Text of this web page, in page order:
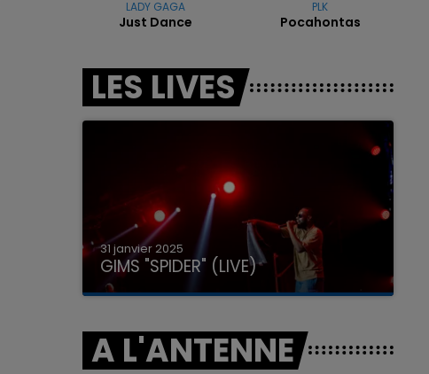
LA TEAM DE L'ÉTÉ
LADY GAGA
Just Dance
PLK
Pocahontas
LES LIVES
31 janvier 2025
GIMS "SPIDER" (LIVE)
A L'ANTENNE